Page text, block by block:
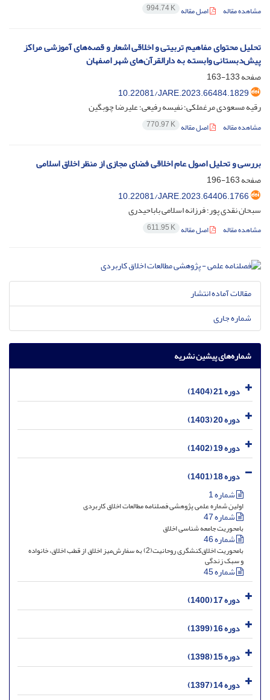
مشاهده مقاله اصل مقاله 994.74 K
تحلیل محتوای مفاهیم تربیتی و اخلاقی اشعار و قصه‌های آموزشی مراکز
پیش‌دبستانی وابسته به دارالقرآن‌های شهر اصفهان
صفحه133-163
10.22081/JARE.2023.66484.1829
رقیه مسعودی مرغملکی؛ نفیسه رفیعی؛ علیرضا چوبگین
مشاهده مقاله اصل مقاله 770.97 K
بررسی و تحلیل اصول عام اخلاقی فضای مجازی از منظر اخلاق اسلامی
صفحه163-196
10.22081/JARE.2023.64406.1766
سبحان نقدی پور؛ فرزانه اسلامی باباحیدری
مشاهده مقاله اصل مقاله 611.95 K
مقالات آماده انتشار
شماره جاری
شماره‌های پیشین نشریه
دوره 21 (1404)
دوره 20 (1403)
دوره 19 (1402)
دوره 18 (1401)
شماره 1
اولین شماره علمی پژوهشی فصلنامه مطالعات اخلاق کاربردی
شماره 47
بامحوریت جامعه شناسی اخلاق
شماره 46
بامحوریت اخلاق‌کنشگری روحانیت(2) به سفارش‌میز اخلاق ‌از قطب اخلاق، خانواده
و سبک زندگی
شماره 45
دوره 17 (1400)
دوره 16 (1399)
دوره 15 (1398)
دوره 14 (1397)